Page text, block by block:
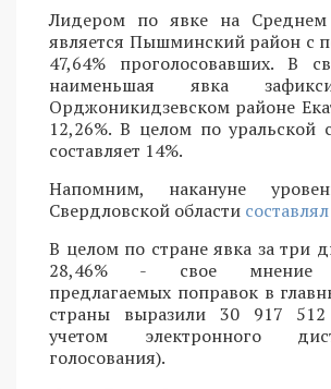
Лидером по явке на Среднем
является Пышминский район с
47,64% проголосовавших. В
наименьшая явка
Орджоникидзевском районе
12,26%. В целом по уральской
составляет 14%.
Напомним, накануне
Свердловской области
В целом по стране явка за три
28,46% - свое мнение
предлагаемых поправок в
страны выразили 30 917
учетом электронного
голосования).